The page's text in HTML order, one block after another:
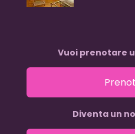
Vuoi prenotare
Diventa un